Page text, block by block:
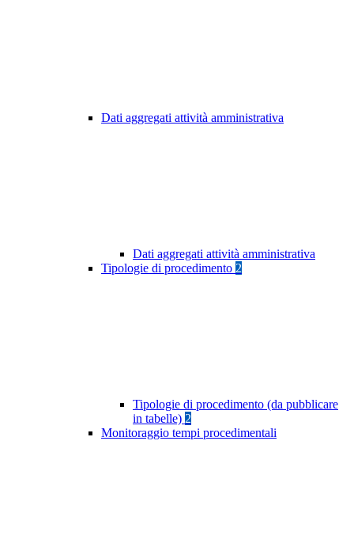
Dati aggregati attività amministrativa
Dati aggregati attività amministrativa
Tipologie di procedimento 2
Tipologie di procedimento (da pubblicare
in tabelle) 2
Monitoraggio tempi procedimentali